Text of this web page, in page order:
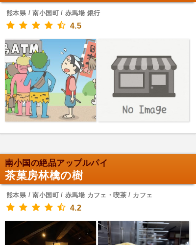
熊本県 / 南小国町 / 赤馬場 銀行
4.5
南小国の絶品アップルパイ
茶菓房林檎の樹
熊本県 / 南小国町 / 赤馬場 カフェ・喫茶 / カフェ
4.2